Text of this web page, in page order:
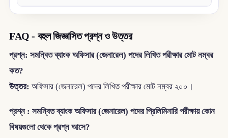
FAQ - বহুল জিজ্ঞাসিত প্রশ্ন ও উত্তর
প্রশ্ন: সমন্বিত ব্যাংক অফিসার (জেনারেল) পদের লিখিত পরীক্ষার মোট নম্বর
কত?
উত্তর: অফিসার (জেনারেল) পদের লিখিত পরীক্ষার মোট নম্বর ২০০।
প্রশ্ন : সমন্বিত ব্যাংক অফিসার (জেনারেল) পদের প্রিলিমিনারি পরীক্ষায় কোন
বিষয়গুলো থেকে প্রশ্ন আসে?